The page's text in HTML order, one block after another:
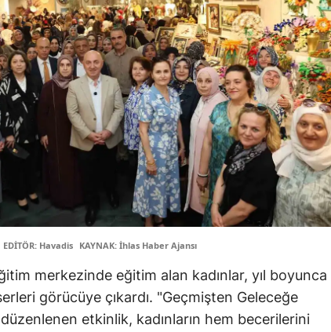
EDİTÖR: Havadis KAYNAK: İhlas Haber Ajansı
merkezinde eğitim alan kadınlar, yıl boyunca
görücüye çıkardı. "Geçmişten Geleceğe
etkinlik, kadınların hem becerilerini